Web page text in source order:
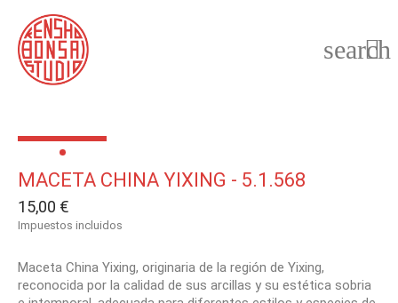

search
MACETA CHINA YIXING - 5.1.568
15,00 €
Impuestos incluidos
Maceta China Yixing, originaria de la región de Yixing,
reconocida por la calidad de sus arcillas y su estética sobria